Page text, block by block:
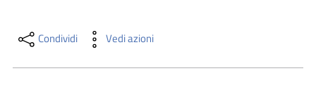
onlineCondividi Vedi azioni